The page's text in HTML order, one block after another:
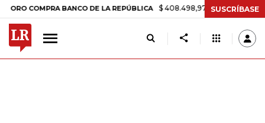
BANCO DE LA REPÚBLICA $ 408.498,97 +$ 8.753,81 +2,19%
SUSCRÍBASE